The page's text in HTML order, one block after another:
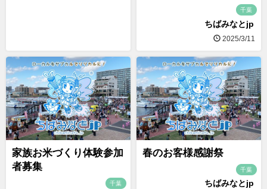
千葉
ちばみなとjp
2025/3/11
家族お米づくり体験参加
者募集
千葉
春のお客様感謝祭
千葉
ちばみなとjp